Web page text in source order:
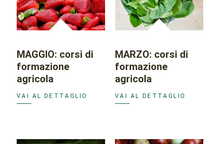
MAGGIO: corsi di
formazione
agricola
VAI AL DETTAGLIO
MARZO: corsi di
formazione
agricola
VAI AL DETTAGLIO